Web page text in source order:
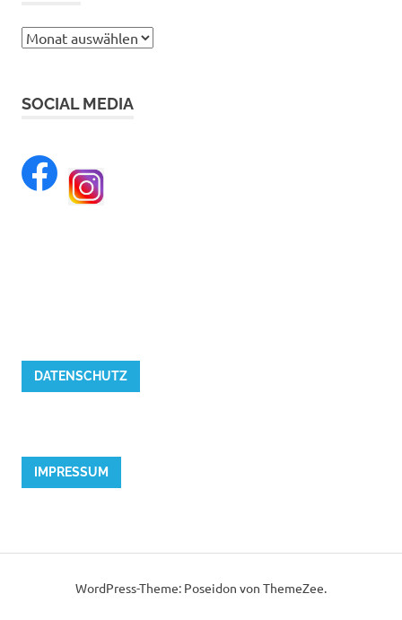
Archiv
SOCIAL MEDIA
DATENSCHUTZ
IMPRESSUM
WordPress-Theme: Poseidon von ThemeZee.